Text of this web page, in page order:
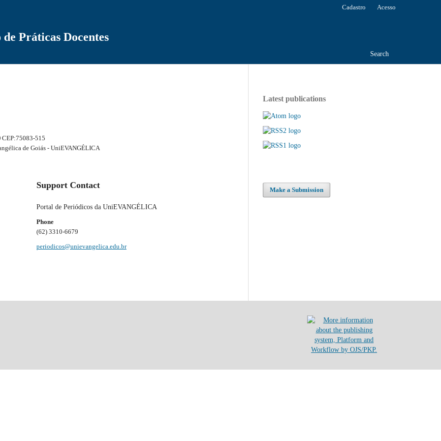
Práticas Docentes
Search
Cadastro Acesso
515
de Goiás - UniEVANGÉLICA
Support Contact
Portal de Periódicos da UniEVANGÉLICA
Phone
(62) 3310-6679
periodicos@unievangelica.edu.br
Latest publications
Make a Submission